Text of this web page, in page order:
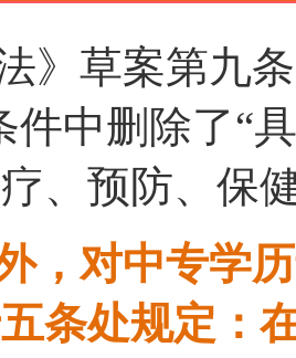
法》草案第九
件中删除了“
、预防、保
，对中专学
条处规定：